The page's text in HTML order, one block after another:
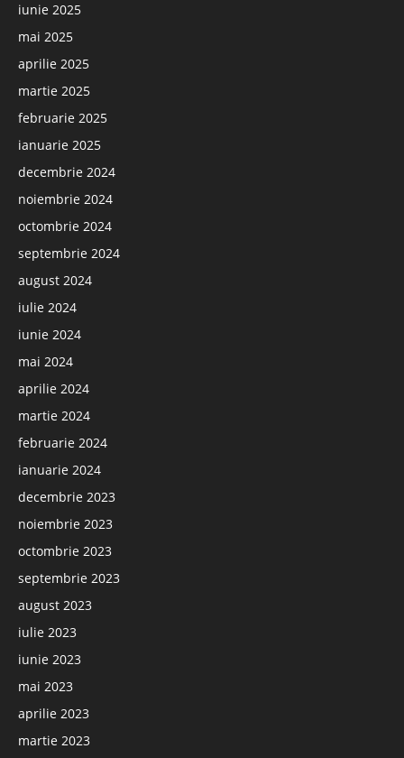
iunie 2025
mai 2025
aprilie 2025
martie 2025
februarie 2025
ianuarie 2025
decembrie 2024
noiembrie 2024
octombrie 2024
septembrie 2024
august 2024
iulie 2024
iunie 2024
mai 2024
aprilie 2024
martie 2024
februarie 2024
ianuarie 2024
decembrie 2023
noiembrie 2023
octombrie 2023
septembrie 2023
august 2023
iulie 2023
iunie 2023
mai 2023
aprilie 2023
martie 2023